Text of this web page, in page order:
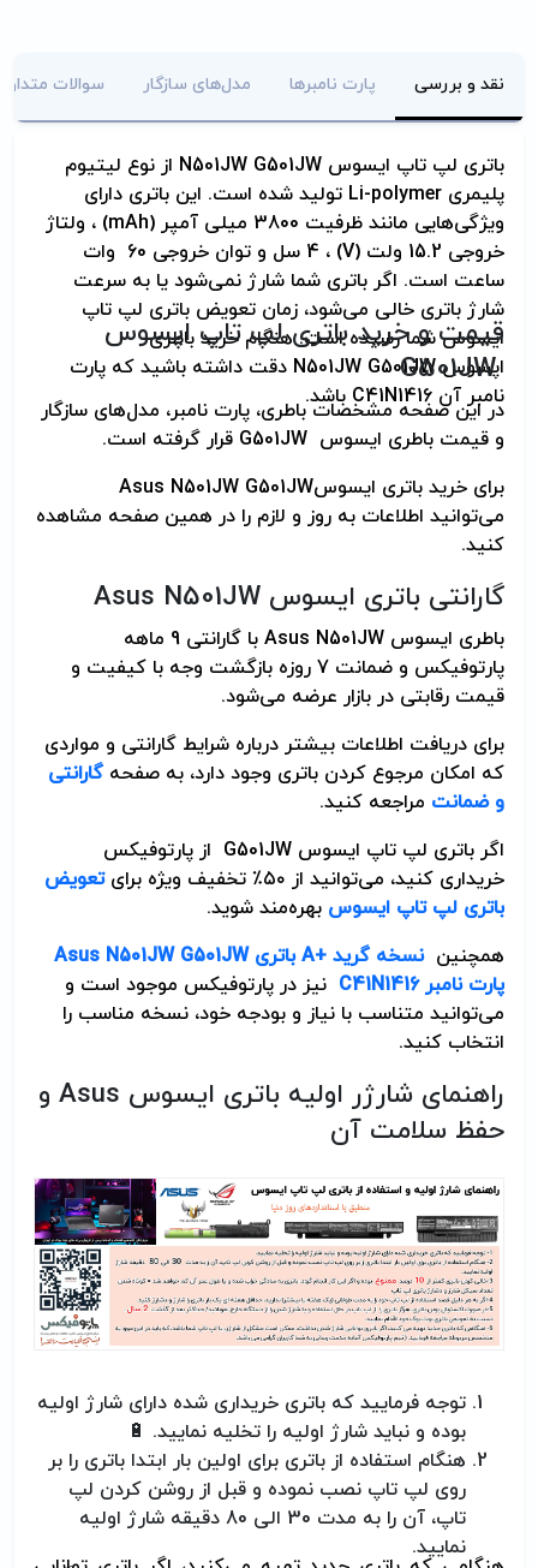
نقد و بررسی پارت نامبرها مدل‌های سازگار سوالات
باتری لپ تاپ ایسوس N501JW G501JW از نوع لیتیوم
پلیمری Li-polymer تولید شده است. این باتری دارای
ویژگی‌هایی مانند ظرفیت 3800 میلی آمپر
(mAh) ، ولتاژ
خروجی 15.2 ولت
(V)
، 4 سل و توان خروجی 60 وات
ساعت است. اگر باتری شما شارژ نمی‌شود یا به سرعت
شارژ باتری خالی می‌شود، زمان تعویض باتری لپ تاپ
ایسوس شما رسیده است. هنگام خرید باطری
اپسوسN501JW G501JW دقت داشته باشید که پارت
نامبر آن C41N1416 باشد.
قیمت و خرید باتری لپ تاپ اپسوس
G501JW
در این صفحه مشخصات باطری، پارت نامبر، مدل‌های سازگار
و قیمت باطری ایسوس G501JW قرار گرفته است.
برای خرید باتری ایسوسAsus N501JW G501JW
می‌توانید اطلاعات به روز و لازم را در همین صفحه مشاهده
کنید.
گارانتی باتری ایسوس Asus N501JW
باطری ایسوس Asus N501JW
با گارانتی 9 ماهه
پارتوفیکس و ضمانت 7 روزه بازگشت وجه با کیفیت و
قیمت رقابتی در بازار عرضه می‌شود.
برای دریافت اطلاعات بیشتر درباره شرایط گارانتی و مواردی
که امکان مرجوع کردن باتری وجود دارد، به صفحهگارانتی
و ضمانت مراجعه کنید.
اگر باتری لپ تاپ ایسوس G501JW از پارتوفیکس
خریداری کنید، می‌توانید از ۵۰٪ تخفیف ویژه برای
تعویض
باتری لپ تاپ ایسوس بهره‌مند شوید.
همچنیننسخه گرید A+
باتری Asus N501JW G501JW
پارت نامبر C41N1416
نیز در پارتوفیکس موجود است و
می‌توانید متناسب با نیاز و بودجه خود، نسخه مناسب را
انتخاب کنید.
راهنمای شارژر اولیه باتری ایسوس Asus و
حفظ سلامت آن
توجه فرمایید که باتری خریداری شده دارای شارژ اولیه
بوده و نباید شارژ اولیه را تخلیه نمایید. 🔋
هنگام استفاده از باتری برای اولین بار ابتدا باتری را بر
روی لپ تاپ نصب نموده و قبل از روشن کردن لپ
تاپ، آن را به مدت 30 الی 80 دقیقه شارژ اولیه
نمایید.